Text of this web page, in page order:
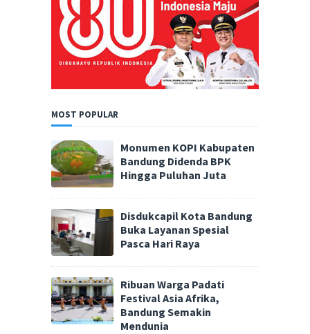
MOST POPULAR
Monumen KOPI Kabupaten
Bandung Didenda BPK
Hingga Puluhan Juta
Disdukcapil Kota Bandung
Buka Layanan Spesial
Pasca Hari Raya
Ribuan Warga Padati
Festival Asia Afrika,
Bandung Semakin
Mendunia